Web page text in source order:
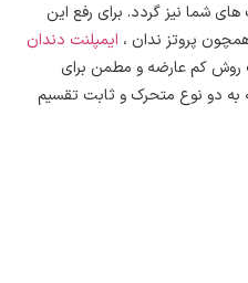
شما نیز گردد. برای رفع این
پروتز ندان ، ایمپلنت دندان
روش کم عارضه و مطمن برای
به دو نوع متحرک و ثابت تقسیم